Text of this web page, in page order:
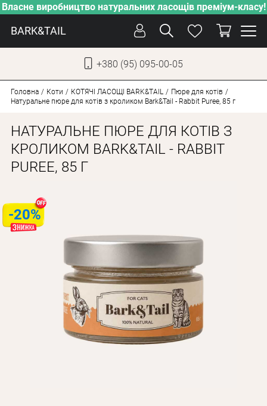
Власне виробництво натуральних ласощів преміум-класу!
BARK&TAIL
+380 (95) 095-00-05
ДОГЛЯД
ПІКЛУВАННЯ
ДЛЯ СОБАК
Оплата і доставка
Програма лояльності
Про Нас
Оптовим клієнтам
Головна Коти КОТЯЧІ ЛАСОЩІ BARK&TAIL
Пюре для котів
Натуральне пюре для котів з кроликом Bark&Tail - Rabbit Puree, 85 г
НАТУРАЛЬНЕ ПЮРЕ ДЛЯ КОТІВ З
КРОЛИКОМ BARK&TAIL - RABBIT
PUREE, 85 Г
-20%